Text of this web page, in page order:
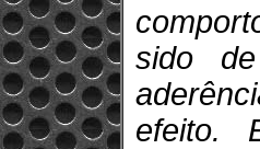
sido
efeito.